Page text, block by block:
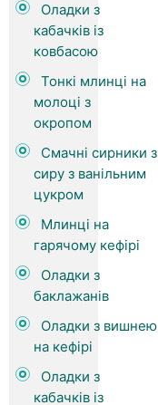
Оладки з
кабачків із
ковбасою
Тонкі млинці на
молоці з
окропом
Смачні сирники з
сиру з ванільним
цукром
Млинці на
гарячому кефірі
Оладки з
баклажанів
Оладки з вишнею
на кефірі
Оладки з
кабачків із